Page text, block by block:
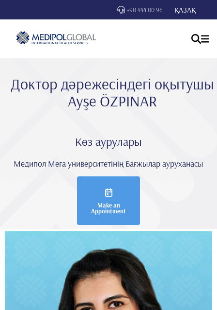
+90 444 00 96 ҚАЗАҚ
Доктор дәрежесіндегі оқытушы
Ayşe ÖZPINAR
Көз аурулары
Медипол Мега университетінің Бағжылар ауруханасы
Make an
Appointment